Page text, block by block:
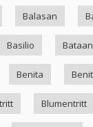
Balasan
Basilio Bataan
Benita
Blumentritt